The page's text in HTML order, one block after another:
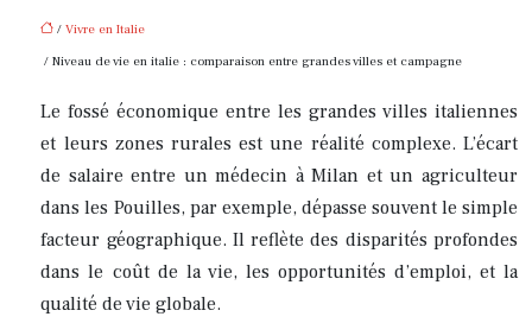
/Vivre en Italie
/ Niveau de vie en italie : comparaison entre grandes villes et campagne
Le fossé économique entre les grandes villes italiennes
et leurs zones rurales est une réalité complexe. L’écart
de salaire entre un médecin à Milan et un agriculteur
dans les Pouilles, par exemple, dépasse souvent le simple
facteur géographique. Il reflète des disparités profondes
dans le coût de la vie, les opportunités d’emploi, et la
qualité de vie globale.